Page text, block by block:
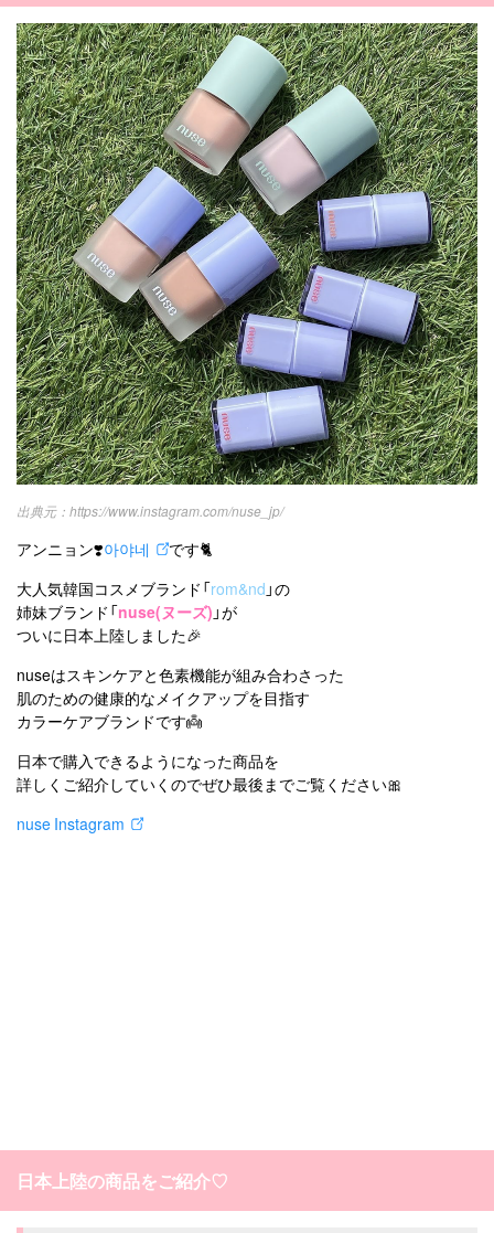
すべての記事
manimani について
カテゴリー一覧
タグ一覧
キュレーター一覧
運営会社
利用規約
プライバシーポリシー
お問い合わせ
韓国 オルチャン 韓国コスメ 韓国トレンド
韓国旅行 韓国ファッション 韓国アイドル
メイク k-pop コスメ ファッション
kpop トレンド 韓国メイク
オルチャンメイク twice 人気 アイドル
韓国ドラマ カフェ かわいい
https://www.instagram.com/nuse_jp/
アンニョン❣️아야네
です🐈
大人気韓国コスメブランド「rom&nd 」の
姉妹ブランド「nuse(ヌーズ) 」が
ついに日本上陸しました🎉
nuseはスキンケアと色素機能が組み合わさった
肌のための健康的なメイクアップを目指す
カラーケアブランドです👼
日本で購入できるようになった商品を
詳しくご紹介していくのでぜひ最後までご覧ください🎀
nuse Instagram
日本上陸の商品をご紹介♡